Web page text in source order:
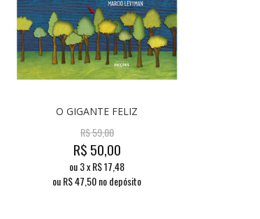
O GIGANTE FELIZ
R$59,00
R$ 50,00
ou3xR$17,48
ou R$47,50no depósito